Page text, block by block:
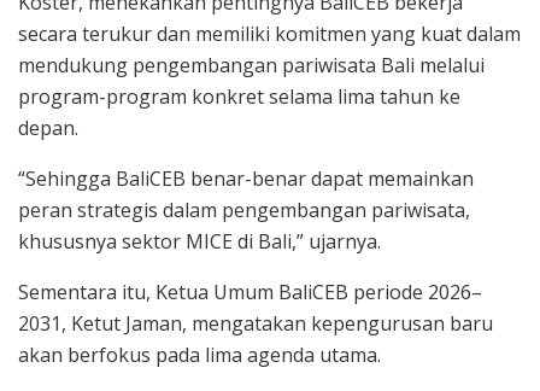
secara terukur dan memiliki komitmen yang kuat dalam
mendukung pengembangan pariwisata Bali melalui
program-program konkret selama lima tahun ke
depan.
“Sehingga BaliCEB benar-benar dapat memainkan
peran strategis dalam pengembangan pariwisata,
khususnya sektor MICE di Bali,” ujarnya.
Sementara itu, Ketua Umum BaliCEB periode 2026–
2031, Ketut Jaman, mengatakan kepengurusan baru
akan berfokus pada lima agenda utama.